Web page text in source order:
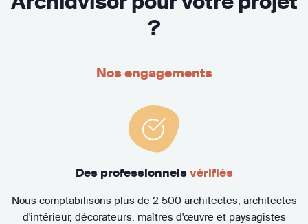
?
Nos engagements
Des professionnels vérifiés
Nous comptabilisons plus de 2 500 architectes, architectes
d'intérieur, décorateurs, maîtres d'œuvre et paysagistes